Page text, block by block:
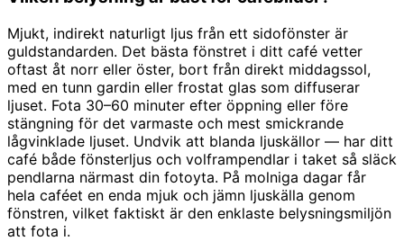
Mjukt, indirekt naturligt ljus från ett sidofönster är
guldstandarden. Det bästa fönstret i ditt café vetter
oftast åt norr eller öster, bort från direkt middagssol,
med en tunn gardin eller frostat glas som diffuserar
ljuset. Fota 30–60 minuter efter öppning eller före
stängning för det varmaste och mest smickrande
lågvinklade ljuset. Undvik att blanda ljuskällor — har ditt
café både fönsterljus och volframpendlar i taket så släck
pendlarna närmast din fotoyta. På molniga dagar får
hela caféet en enda mjuk och jämn ljuskälla genom
fönstren, vilket faktiskt är den enklaste belysningsmiljön
att fota i.